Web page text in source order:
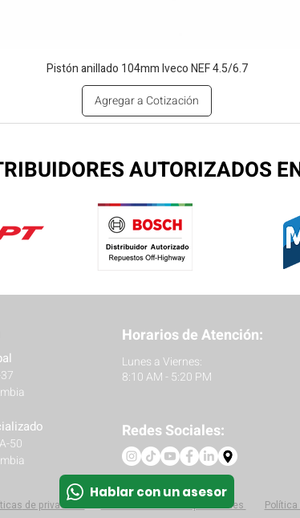
Pistón anillado 104mm Iveco NEF 4.5/6.7
Agregar a Cotización
Hablar con un asesor
AUTORIZADOS
50
Horarios de Atención:
Lunes a Viernes:
8:10 AM - 5:20 PM
Redes Sociales:
de privacidad Protección de datos personales